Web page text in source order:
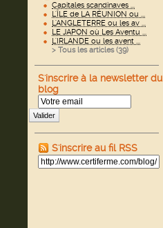
Capitales scandinaves ...
L'ÎLE de LA RÉUNION ou ...
L'ANGLETERRE ou les av ...
LE JAPON où Les Aventu ...
L'IRLANDE ou les avent ...
> Tous les articles (39)
S'inscrire à la newsletter du
blog
Valider
S'inscrire au fil RSS